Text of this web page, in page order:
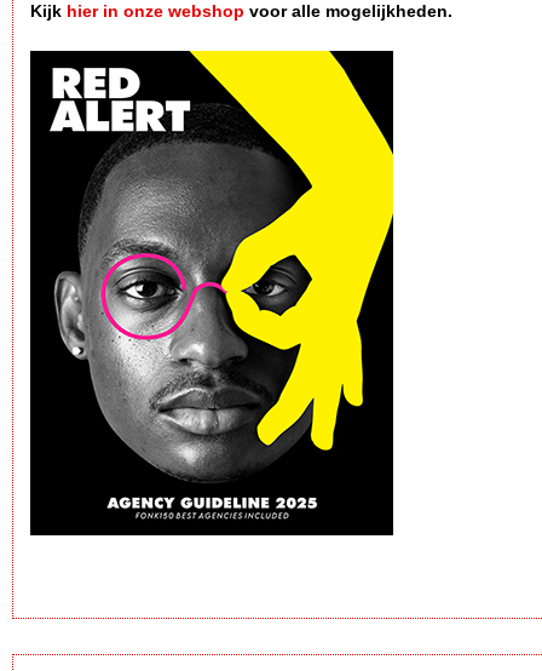
Kijk hier in onze webshop voor alle mogelijkheden.